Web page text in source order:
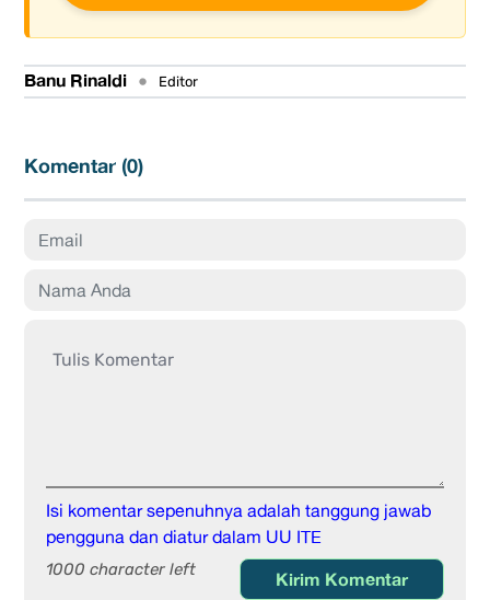
Banu Rinaldi • Editor
Komentar (0)
Isi komentar sepenuhnya adalah tanggung jawab
pengguna dan diatur dalam UU ITE
1000 character left Kirim Komentar